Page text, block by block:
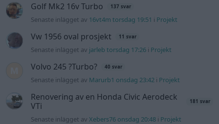
Golf Mk2 16v Turbo 137 svar
Senaste inlägget av 16vt4m torsdag 19:51 i Projekt
Vw 1956 oval prosjekt 11 svar
Senaste inlägget av jarleb torsdag 17:26 i Projekt
Volvo 245 ?Turbo? 40 svar
Senaste inlägget av Marurb1 onsdag 23:42 i Projekt
Renovering av en Honda Civic Aerodeck
VTi
181 svar
Senaste inlägget avXebers76 onsdag 20:48 i Projekt